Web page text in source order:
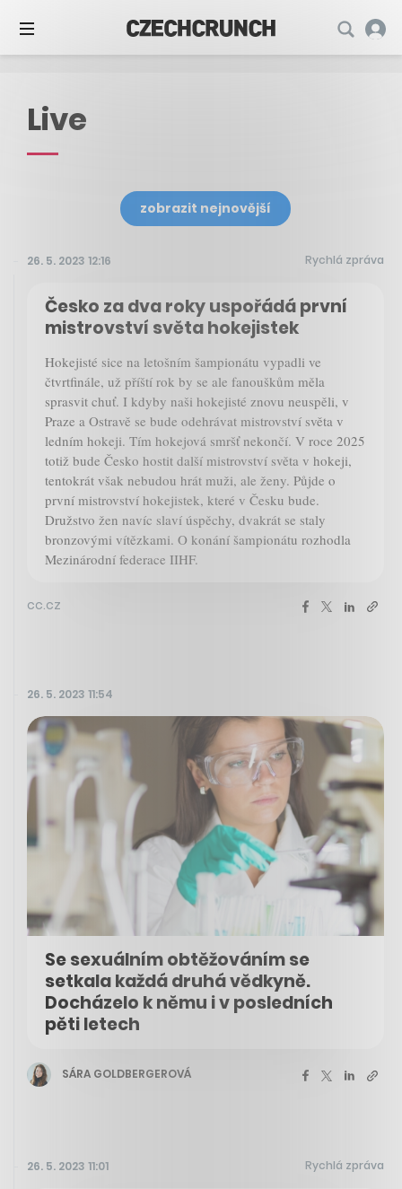
Live
zobrazit nejnovější
26. 5. 2023 12:16 Rychlá zpráva
Česko za dva roky uspořádá první
mistrovství světa hokejistek
Hokejisté sice na letošním šampionátu vypadli ve
čtvrtfinále, už příští rok by se ale fanouškům měla
sprasvit chuť. I kdyby naši hokejisté znovu neuspěli, v
Praze a Ostravě se bude odehrávat mistrovství světa v
ledním hokeji. Tím hokejová smršť nekončí. V roce 2025
totiž bude Česko hostit další mistrovství světa v hokeji,
tentokrát však nebudou hrát muži, ale ženy. Půjde o
první mistrovství hokejistek, které v Česku bude.
Družstvo žen navíc slaví úspěchy, dvakrát se staly
bronzovými vítězkami. O konání šampionátu rozhodla
Mezinárodní federace IIHF.
cc.cz
26. 5. 2023 11:54
Se sexuálním obtěžováním se
setkala každá druhá vědkyně.
Docházelo k němu i v posledních
pěti letech
SÁRA GOLDBERGEROVÁ
26. 5. 2023 11:01 Rychlá zpráva